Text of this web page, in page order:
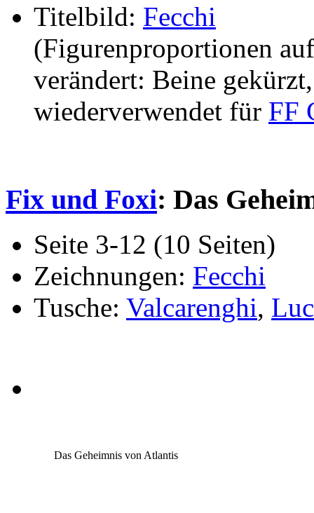
Titelbild: Fecchi
(Figurenproportionen
verändert: Beine
wiederverwendet für FF
Fix und Foxi: Das
Seite 3-12 (10 Seiten)
Zeichnungen: Fecchi
Tusche: Valcarenghi,
Das Geheimnis von Atlantis